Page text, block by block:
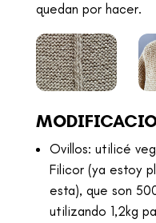
quedan por hacer.
Ovillos: utilicé
Filicor (ya estoy
esta), que son
utilizando 1,2kg